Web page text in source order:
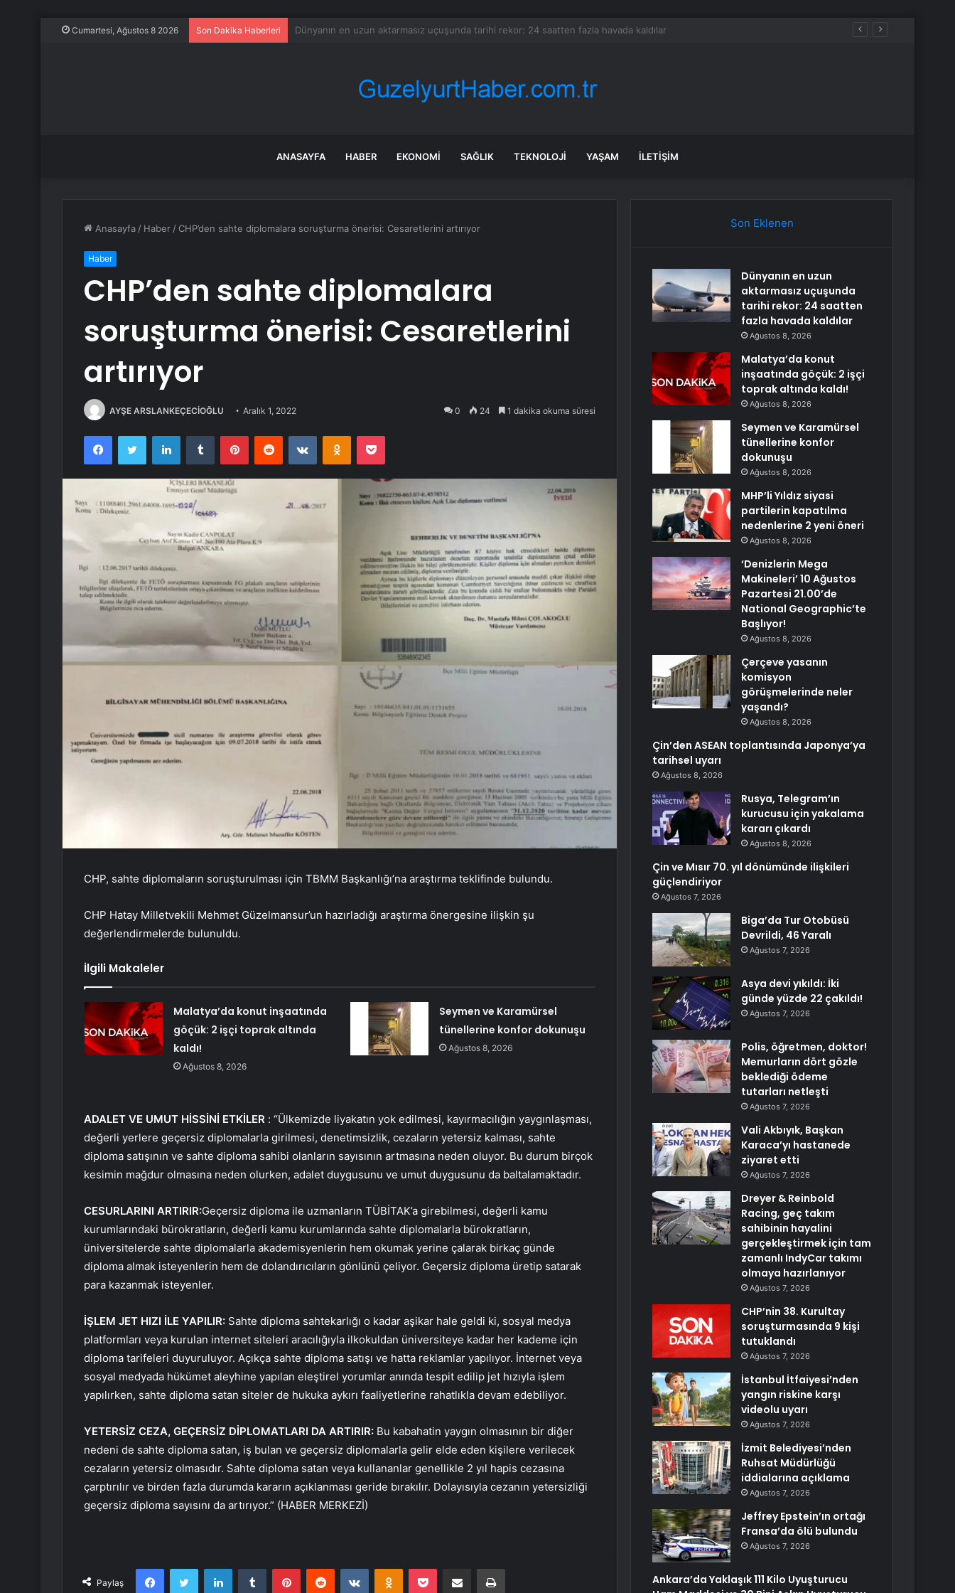
Cumartesi, Ağustos 8 2026 Son Dakika Haberleri Malatya’da konut inşaatında göçük: 2 işçi toprak altında kaldı!
ANASAYFA HABER EKONOMI SAĞLIK TEKNOLOJI YAŞAM İLETIŞIM
Anasayfa / Haber / CHP’den sahte diplomalara soruşturma önerisi: Cesaretlerini artırıyor
Haber
CHP’den sahte diplomalara
soruşturma önerisi: Cesaretlerini
artırıyor
AYŞE ARSLANKEÇECİOĞLU Aralık 1, 2022 0 24 1 dakika okuma süresi
FacebookTwitter LinkedInTumblr PinterestReddit VKontakteOdnoklassniki
Pocket
CHP, sahte diplomaların soruşturulması için TBMM Başkanlığı’na araştırma teklifinde bulundu.
CHP Hatay Milletvekili Mehmet Güzelmansur’un hazırladığı araştırma önergesine ilişkin şu
değerlendirmelerde bulunuldu.
İlgili Makaleler
Malatya’da konut inşaatında
göçük: 2 işçi toprak altında
kaldı!
Ağustos 8, 2026
Seymen ve Karamürsel
tünellerine konfor dokunuşu
Ağustos 8, 2026
ADALET VE UMUT HİSSİNİ ETKİLER : “Ülkemizde liyakatın yok edilmesi, kayırmacılığın yaygınlaşması,
değerli yerlere geçersiz diplomalarla girilmesi, denetimsizlik, cezaların yetersiz kalması, sahte
diploma satışının ve sahte diploma sahibi olanların sayısının artmasına neden oluyor. Bu durum birçok
kesimin mağdur olmasına neden olurken, adalet duygusunu ve umut duygusunu da baltalamaktadır.
CESURLARINI ARTIRIR:Geçersiz diploma ile uzmanların TÜBİTAK’a girebilmesi, değerli kamu
kurumlarındaki bürokratların, değerli kamu kurumlarında sahte diplomalarla bürokratların,
üniversitelerde sahte diplomalarla akademisyenlerin hem okumak yerine çalarak birkaç günde
diploma almak isteyenlerin hem de dolandırıcıların gönlünü çeliyor. Geçersiz diploma üretip satarak
para kazanmak isteyenler.
İŞLEM JET HIZI İLE YAPILIR: Sahte diploma sahtekarlığı o kadar aşikar hale geldi ki, sosyal medya
platformları veya kurulan internet siteleri aracılığıyla ilkokuldan üniversiteye kadar her kademe için
diploma tarifeleri duyuruluyor. Açıkça sahte diploma satışı ve hatta reklamlar yapılıyor. İnternet veya
sosyal medyada hükümet aleyhine yapılan eleştirel yorumlar anında tespit edilip jet hızıyla işlem
yapılırken, sahte diploma satan siteler de hukuka aykırı faaliyetlerine rahatlıkla devam edebiliyor.
YETERSİZ CEZA, GEÇERSİZ DİPLOMATLARI DA ARTIRIR: Bu kabahatin yaygın olmasının bir diğer
nedeni de sahte diploma satan, iş bulan ve geçersiz diplomalarla gelir elde eden kişilere verilecek
cezaların yetersiz olmasıdır. Sahte diploma satan veya kullananlar genellikle 2 yıl hapis cezasına
çarptırılır ve birden fazla durumda kararın açıklanması geride bırakılır. Dolayısıyla cezanın yetersizliği
geçersiz diploma sayısını da artırıyor.” (HABER MERKEZİ)
Paylaş
FacebookTwitter LinkedInTumblr PinterestReddit VKontakteOdnoklassniki
Pocket E-Posta ile paylaş Yazdır
Son Eklenen
Dünyanın en uzun
aktarmasız uçuşunda
tarihi rekor: 24 saatten
fazla havada kaldılar
Ağustos 8, 2026
Malatya’da konut
inşaatında göçük: 2 işçi
toprak altında kaldı!
Ağustos 8, 2026
Seymen ve Karamürsel
tünellerine konfor
dokunuşu
Ağustos 8, 2026
MHP’li Yıldız siyasi
partilerin kapatılma
nedenlerine 2 yeni öneri
Ağustos 8, 2026
‘Denizlerin Mega
Makineleri’ 10 Ağustos
Pazartesi 21.00’de
National Geographic’te
Başlıyor!
Ağustos 8, 2026
Çerçeve yasanın
komisyon
görüşmelerinde neler
yaşandı?
Ağustos 8, 2026
Çin’den ASEAN toplantısında Japonya’ya
tarihsel uyarı
Ağustos 8, 2026
Rusya, Telegram’ın
kurucusu için yakalama
kararı çıkardı
Ağustos 8, 2026
Çin ve Mısır 70. yıl dönümünde ilişkileri
güçlendiriyor
Ağustos 7, 2026
Biga’da Tur Otobüsü
Devrildi, 46 Yaralı
Ağustos 7, 2026
Asya devi yıkıldı: İki
günde yüzde 22 çakıldı!
Ağustos 7, 2026
Polis, öğretmen, doktor!
Memurların dört gözle
beklediği ödeme
tutarları netleşti
Ağustos 7, 2026
Vali Akbıyık, Başkan
Karaca’yı hastanede
ziyaret etti
Ağustos 7, 2026
Dreyer & Reinbold
Racing, geç takım
sahibinin hayalini
gerçekleştirmek için tam
zamanlı IndyCar takımı
olmaya hazırlanıyor
Ağustos 7, 2026
CHP’nin 38. Kurultay
soruşturmasında 9 kişi
tutuklandı
Ağustos 7, 2026
İstanbul İtfaiyesi’nden
yangın riskine karşı
videolu uyarı
Ağustos 7, 2026
İzmit Belediyesi’nden
Ruhsat Müdürlüğü
iddialarına açıklama
Ağustos 7, 2026
Jeffrey Epstein’ın ortağı
Fransa’da ölü bulundu
Ağustos 7, 2026
Ankara’da Yaklaşık 111 Kilo Uyuşturucu